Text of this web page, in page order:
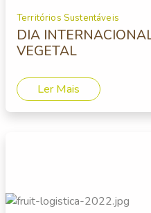
Territórios Sustentáveis
DIA
VEGETAL
Ler Mais